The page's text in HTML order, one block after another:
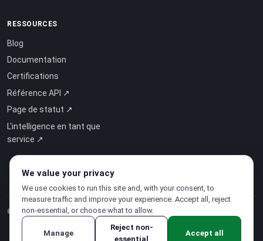
RESSOURCES
Blog
Documentation
Certifications
Référence API ↗
Page de statut ↗
L'intelligence en tant que
service ↗
© 2026 CloudSigma Holding AG.Tous droits réservés
We value your privacy
We use cookies to run this site and, with your consent, to
measure traffic and improve your experience. Accept all, reject
non-essential, or choose what to allow.
Manage
Reject non-
essential
Accept all